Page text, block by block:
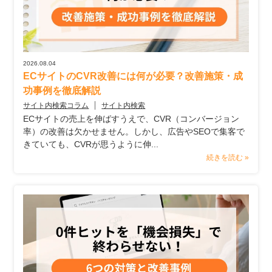
2026.08.04
ECサイトのCVR改善には何が必要？改善施策・成
功事例を徹底解説
サイト内検索コラム サイト内検索
ECサイトの売上を伸ばすうえで、CVR（コンバージョン
率）の改善は欠かせません。しかし、広告やSEOで集客で
きていても、CVRが思うように伸...
続きを読む »